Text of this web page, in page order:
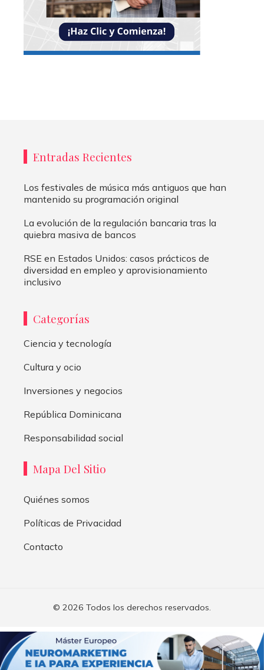
Entradas Recientes
Los festivales de música más antiguos que han
mantenido su programación original
La evolución de la regulación bancaria tras la
quiebra masiva de bancos
RSE en Estados Unidos: casos prácticos de
diversidad en empleo y aprovisionamiento
inclusivo
Categorías
Ciencia y tecnología
Cultura y ocio
Inversiones y negocios
República Dominicana
Responsabilidad social
Mapa Del Sitio
Quiénes somos
Políticas de Privacidad
Contacto
© 2026 Todos los derechos reservados.